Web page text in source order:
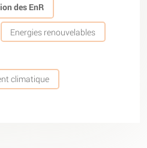
des EnR
Energies renouvelables
climatique